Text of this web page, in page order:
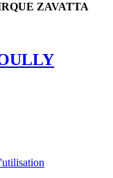
ZAVATTA